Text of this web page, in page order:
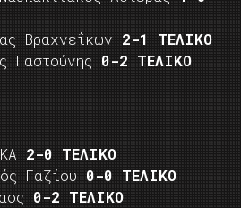
Βραχνεΐκων 2-1 ΤΕΛΙΚΟ
Γαστούνης 0-2 ΤΕΛΙΚΟ
2-0 ΤΕΛΙΚΟ
Γαζίου 0-0 ΤΕΛΙΚΟ
0-2 ΤΕΛΙΚΟ